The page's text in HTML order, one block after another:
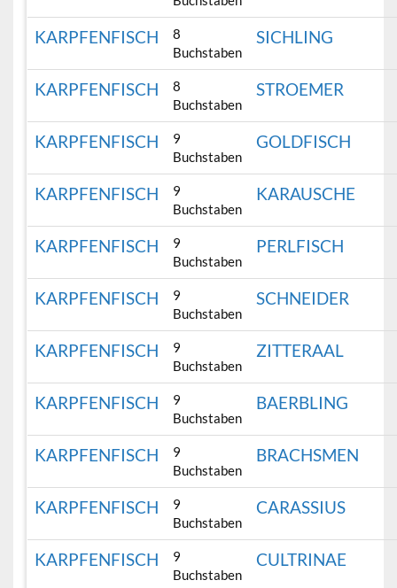
KARPFENFISCH
8
Buchstaben
SICHLING
KARPFENFISCH
8
Buchstaben
STROEMER
KARPFENFISCH
9
Buchstaben
GOLDFISCH
KARPFENFISCH
9
Buchstaben
KARAUSCHE
KARPFENFISCH
9
Buchstaben
PERLFISCH
KARPFENFISCH
9
Buchstaben
SCHNEIDER
KARPFENFISCH
9
Buchstaben
ZITTERAAL
KARPFENFISCH
9
Buchstaben
BAERBLING
KARPFENFISCH
9
Buchstaben
BRACHSMEN
KARPFENFISCH
9
Buchstaben
CARASSIUS
KARPFENFISCH
9
Buchstaben
CULTRINAE